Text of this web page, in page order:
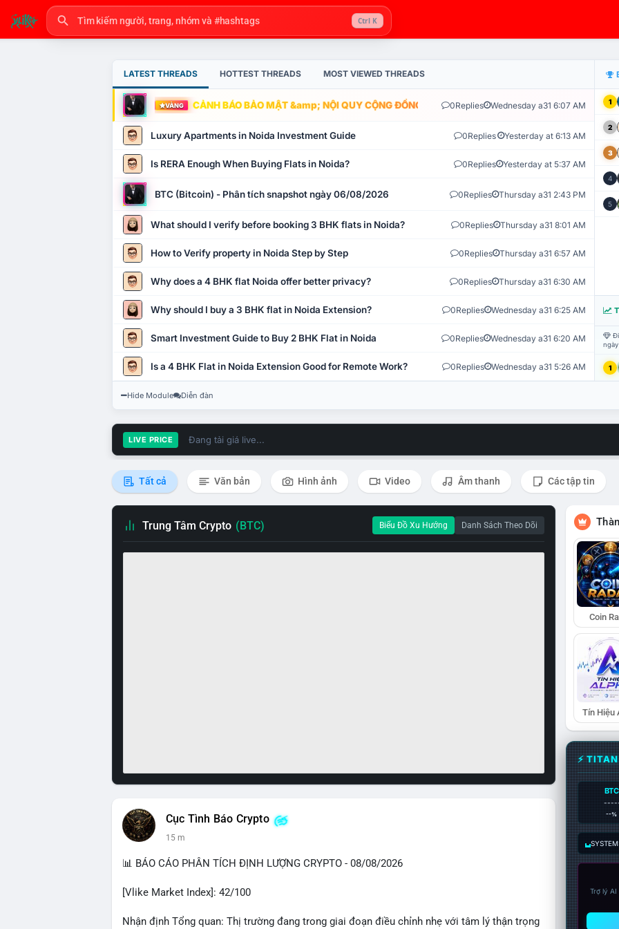
Ctrl K
LATEST THREADS HOTTEST THREADS MOST VIEWED THREADS
VÀNG CẢNH BÁO BẢO MẬT &amp; NỘI QUY CỘNG ĐỒNG VLIKE.VN: HỆ THỐNG GIÁM SÁT TỰ
0Replies Wednesday a31 6:07 AM
Luxury Apartments in Noida Investment Guide 0Replies Yesterday at 6:13 AM
Is RERA Enough When Buying Flats in Noida? 0Replies Yesterday at 5:37 AM
BTC (Bitcoin) - Phân tích snapshot ngày 06/08/2026 0Replies Thursday a31 2:43 PM
What should I verify before booking 3 BHK flats in Noida? 0Replies Thursday a31 8:01 AM
How to Verify property in Noida Step by Step 0Replies Thursday a31 6:57 AM
Why does a 4 BHK flat Noida offer better privacy? 0Replies Thursday a31 6:30 AM
Why should I buy a 3 BHK flat in Noida Extension? 0Replies Wednesday a31 6:25 AM
Smart Investment Guide to Buy 2 BHK Flat in Noida 0Replies Wednesday a31 6:20 AM
Is a 4 BHK Flat in Noida Extension Good for Remote Work? 0Replies Wednesday a31 5:26 AM
1
2
3
4
5
1
Hide Module Diễn đàn
LIVE PRICE Đang tải giá live...
Tất cả Văn bản Hình ảnh Video Âm thanh Các tập tin
Trung Tâm Crypto (BTC) Biểu Đồ Xu Hướng Danh Sách Theo Dõi
Cục Tình Báo Crypto
15 m
📊 BÁO CÁO PHÂN TÍCH ĐỊNH LƯỢNG CRYPTO - 08/08/2026
[Vlike Market Index]: 42/100
Nhận định Tổng quan: Thị trường đang trong giai đoạn điều chỉnh nhẹ với tâm lý thận trọng
Coin
Tín Hiệu
⚡
BTC
--%
Trợ lý